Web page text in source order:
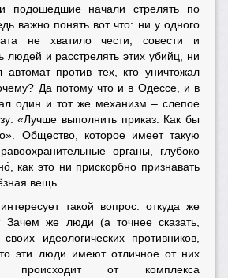
подошедшие начали стрелять по
важно понять вот что: ни у одного
не хватило чести, совести и
людей и расстрелять этих убийц, ни
против тех, кто уничтожал
Да потому что и в Одессе, и в
один и тот же механизм – слепое
«Лучше выполнить приказ. Как бы
Общество, которое имеет такую
органы, глубоко
как это ни прискорбно признавать
вещь.
такой вопрос: откуда же
Зачем же люди (а точнее сказать,
идеологических противников,
эти люди имеют отличное от них
от комплекса